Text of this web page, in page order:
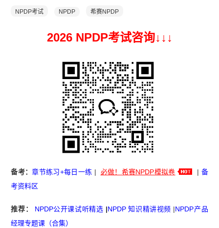
NPDP考试 NPDP 希赛NPDP
2026 NPDP考试咨询↓ ↓ ↓
备考：章节练习+每日一练 | 必做！希赛NPDP模拟卷 | 备
考资料区
推荐： NPDP公开课试听精选 |NPDP 知识精讲视频 |NPDP产品
经理专题课（合集）